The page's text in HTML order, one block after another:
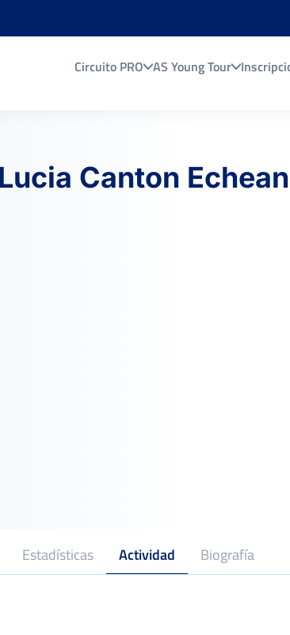
Circuito PRO AS Young Tour
Lucia Canton
Estadísticas Actividad Biografía